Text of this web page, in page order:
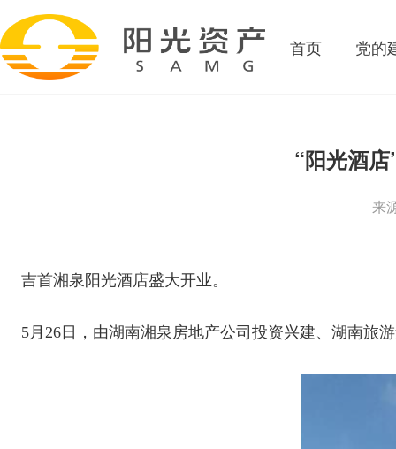
首页 党的
“阳光酒
来
吉首湘泉阳光酒店盛大开业。
5月26日，由湖南湘泉房地产公司投资兴建、湖南旅